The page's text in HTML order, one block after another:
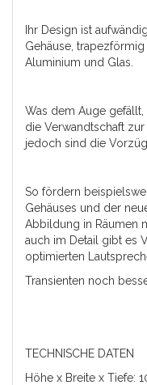
Ihr Design ist
Gehäuse,
Aluminium und Glas.
Was dem Auge
die Verwandtschaft
jedoch sind die
So fördern
Gehäuses und der
Abbildung in Räumen
auch im Detail gibt es
optimierten
Transienten noch
TECHNISCHE DATEN
Höhe x Breite x Tiefe: